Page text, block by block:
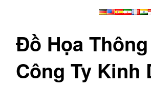
Đồ Họa
Công Ty Kinh